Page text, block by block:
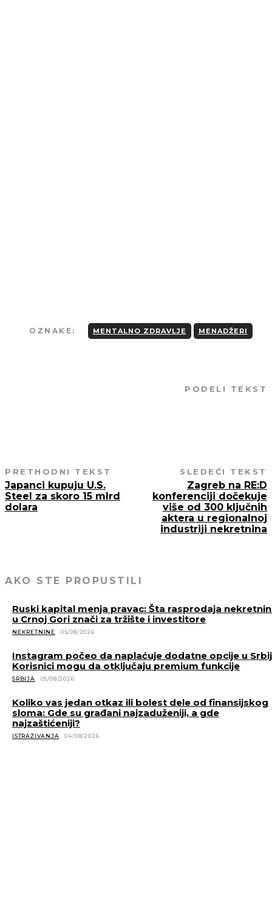
OZNAKE: MENTALNO ZDRAVLJE MENADŽERI
PODELI TEKST
PRETHODNI TEKST
Japanci kupuju U.S.
Steel za skoro 15 mlrd
dolara
SLEDEĆI TEKST
Zagreb na RE:D
konferenciji dočekuje
više od 300 ključnih
aktera u regionalnoj
industriji nekretnina
AKO STE PROPUSTILI
Ruski kapital menja pravac: Šta rasprodaja
u Crnoj Gori znači za tržište i investitore
NEKRETNINE 05/08/2026
Instagram počeo da naplaćuje dodatne opcije u
Korisnici mogu da otključaju premium funkcije
SRBIJA 05/08/2026
Koliko vas jedan otkaz ili bolest dele od finansijskog
sloma: Gde su građani najzaduženiji, a gde
najzaštićeniji?
ISTRAŽIVANJA 04/08/2026